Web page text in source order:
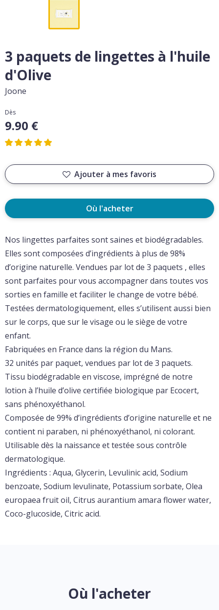
3 paquets de lingettes à l'huile
d'Olive
Joone
Dès
9.90 €
Ajouter à mes favoris
Où l'acheter
Nos lingettes parfaites sont saines et biodégradables.
Elles sont composées d’ingrédients à plus de 98%
d’origine naturelle. Vendues par lot de 3 paquets , elles
sont parfaites pour vous accompagner dans toutes vos
sorties en famille et faciliter le change de votre bébé.
Testées dermatologiquement, elles s’utilisent aussi bien
sur le corps, que sur le visage ou le siège de votre
enfant.
Fabriquées en France dans la région du Mans.
32 unités par paquet, vendues par lot de 3 paquets.
Tissu biodégradable en viscose, imprégné de notre
lotion à l’huile d’olive certifiée biologique par Ecocert,
sans phénoxyéthanol.
Composée de 99% d’ingrédients d’origine naturelle et ne
contient ni paraben, ni phénoxyéthanol, ni colorant.
Utilisable dès la naissance et testée sous contrôle
dermatologique.
Ingrédients : Aqua, Glycerin, Levulinic acid, Sodium
benzoate, Sodium levulinate, Potassium sorbate, Olea
europaea fruit oil, Citrus aurantium amara flower water,
Coco-glucoside, Citric acid.
Où l'acheter